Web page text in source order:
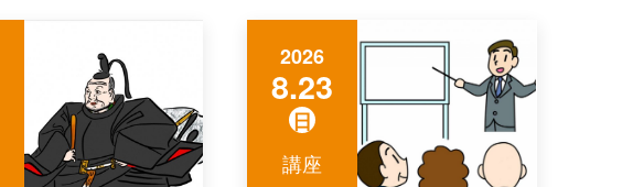
2026
8.23
日
講座